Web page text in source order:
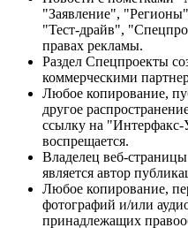
"Заявление",
"Тест-драйв",
правах рекламы.
Раздел Спецпроекты
коммерческими
Любое копирование,
другое
ссылку на "Интерфакс-
воспрещается.
Владелец веб-
является автор
Любое копирование,
фотографий и/или
принадлежащих